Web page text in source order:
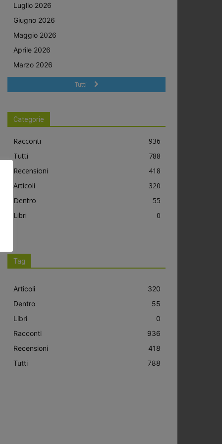
Luglio 2026
Giugno 2026
Maggio 2026
Aprile 2026
Marzo 2026
Tutti
Categorie
Racconti
936
Tutti
788
Recensioni
418
Articoli
320
Dentro
55
Libri
0
Tag
Articoli
320
Dentro
55
Libri
0
Racconti
936
Recensioni
418
Tutti
788